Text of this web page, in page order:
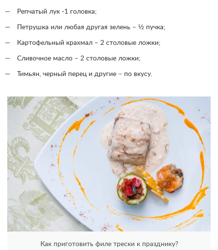
Репчатый лук -1 головка;
Петрушка или любая другая зелень – ½ пучка;
Картофельный крахмал – 2 столовые ложки;
Сливочное масло – 2 столовые ложки;
Тимьян, черный перец и другие – по вкусу.
Как приготовить филе трески к празднику?